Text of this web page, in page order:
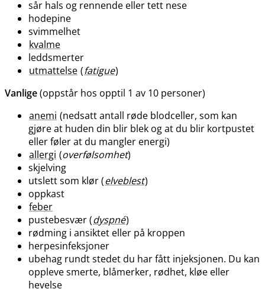
sår hals og rennende eller tett nese
hodepine
svimmelhet
kvalme
leddsmerter
utmattelse (fatigue)
Vanlige(oppstår hos opptil 1 av 10 personer)
anemi (nedsatt antall røde blodceller, som kan
gjøre at huden din blir blek og at du blir kortpustet
eller føler at du mangler energi)
allergi (overfølsomhet)
skjelving
utslett som klør (elveblest)
oppkast
feber
pustebesvær (dyspné)
rødming i ansiktet eller på kroppen
herpesinfeksjoner
ubehag rundt stedet du har fått injeksjonen. Du kan
oppleve smerte, blåmerker, rødhet, kløe eller
hevelse